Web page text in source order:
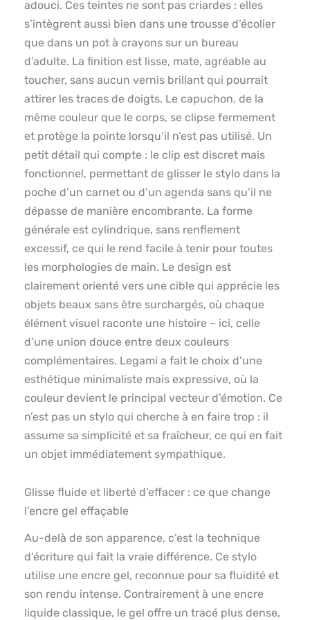
adouci. Ces teintes ne sont pas criardes : elles
s’intègrent aussi bien dans une trousse d’écolier
que dans un pot à crayons sur un bureau
d’adulte. La finition est lisse, mate, agréable au
toucher, sans aucun vernis brillant qui pourrait
attirer les traces de doigts. Le capuchon, de la
même couleur que le corps, se clipse fermement
et protège la pointe lorsqu’il n’est pas utilisé. Un
petit détail qui compte : le clip est discret mais
fonctionnel, permettant de glisser le stylo dans la
poche d’un carnet ou d’un agenda sans qu’il ne
dépasse de manière encombrante. La forme
générale est cylindrique, sans renflement
excessif, ce qui le rend facile à tenir pour toutes
les morphologies de main. Le design est
clairement orienté vers une cible qui apprécie les
objets beaux sans être surchargés, où chaque
élément visuel raconte une histoire – ici, celle
d’une union douce entre deux couleurs
complémentaires. Legami a fait le choix d’une
esthétique minimaliste mais expressive, où la
couleur devient le principal vecteur d’émotion. Ce
n’est pas un stylo qui cherche à en faire trop : il
assume sa simplicité et sa fraîcheur, ce qui en fait
un objet immédiatement sympathique.
Glisse fluide et liberté d’effacer : ce que change
l’encre gel effaçable
Au-delà de son apparence, c’est la technique
d’écriture qui fait la vraie différence. Ce stylo
utilise une encre gel, reconnue pour sa fluidité et
son rendu intense. Contrairement à une encre
liquide classique, le gel offre un tracé plus dense,